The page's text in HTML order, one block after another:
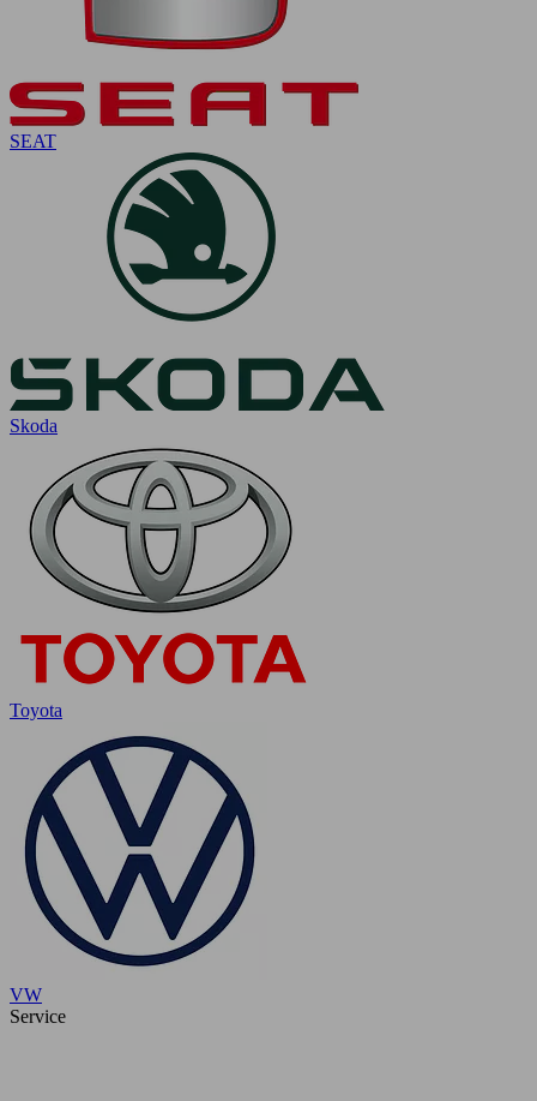
SEAT
Skoda
Toyota
VW
Service